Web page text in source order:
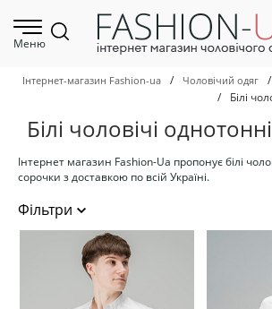
Меню
Інтернет-магазин Fashion-ua / Чоловічий одяг /
/ Білі
Білі чоловічі
Інтернет магазин Fashion-Ua пропонує білі
сорочки з доставкою по всій Україні.